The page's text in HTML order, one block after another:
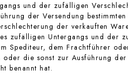
und der zufälligen
der Versendung
der verkauften
zufälligen Untergangs und der
dem Frachtführer
die sonst zur Ausführung
benannt hat.